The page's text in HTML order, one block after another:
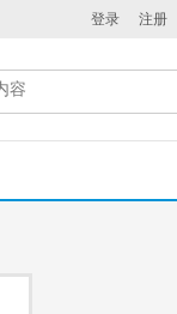
登录 注册